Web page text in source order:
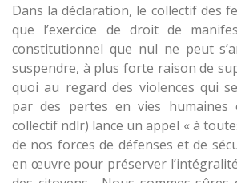
Dans la déclaration, le collectif des
que l’exercice de droit de
constitutionnel que nul ne peut
suspendre, à plus forte raison de
quoi au regard des violences qui
par des pertes en vies
collectif ndlr) lance un appel « à
de nos forces de défenses et de
en œuvre pour préserver